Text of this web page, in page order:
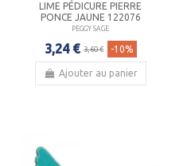
LIME PÉDICURE PIERRE
PONCE JAUNE 122076
PEGGY SAGE
3,24 € 3,60 € -10%
Ajouter au panier